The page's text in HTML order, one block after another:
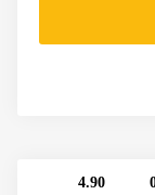
4.90